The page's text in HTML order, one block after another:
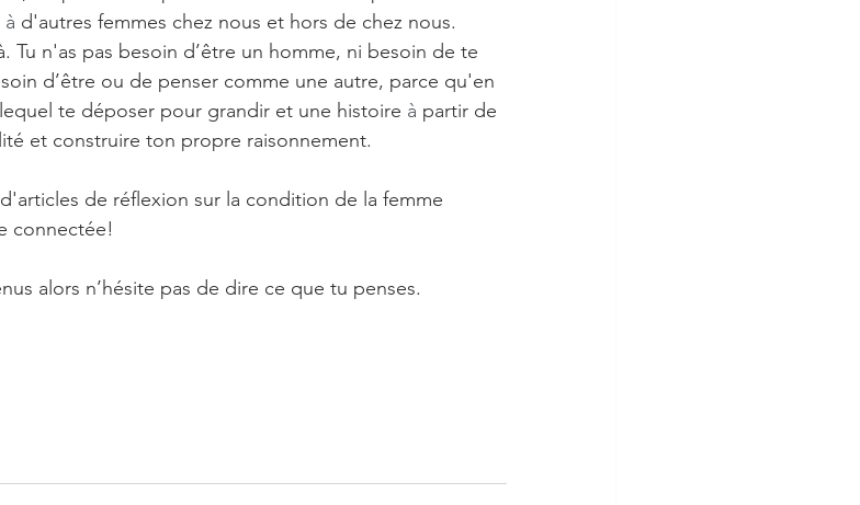
à d'autres femmes chez nous et hors de chez nous.
Tu n'as pas besoin d’être un homme, ni besoin de te
d’être ou de penser comme une autre, parce qu'en
te déposer pour grandir et une histoire à partir de
et construire ton propre raisonnement.
de réflexion sur la condition de la femme
connectée!
alors n’hésite pas de dire ce que tu penses.